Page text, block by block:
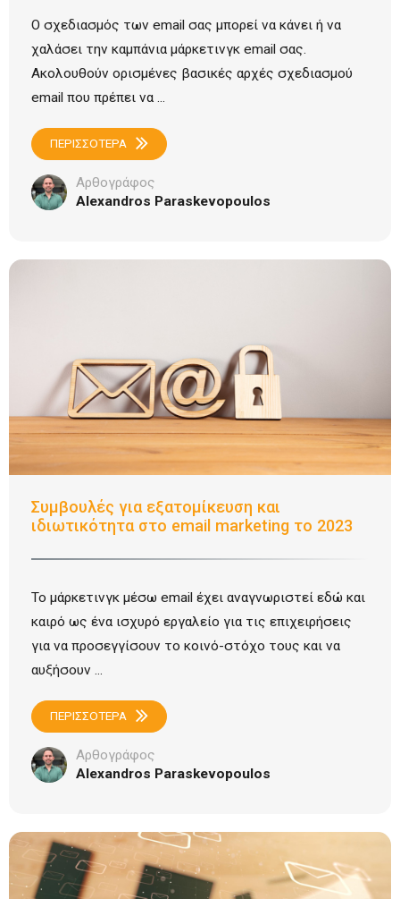
Ο σχεδιασμός των email σας μπορεί να κάνει ή να
χαλάσει την καμπάνια μάρκετινγκ email σας.
Ακολουθούν ορισμένες βασικές αρχές σχεδιασμού
email που πρέπει να ...
ΠΕΡΙΣΣΟΤΕΡΑ
Αρθογράφος
Alexandros Paraskevopoulos
Συμβουλές για εξατομίκευση και
ιδιωτικότητα στο email marketing το 2023
Το μάρκετινγκ μέσω email έχει αναγνωριστεί εδώ και
καιρό ως ένα ισχυρό εργαλείο για τις επιχειρήσεις
για να προσεγγίσουν το κοινό-στόχο τους και να
αυξήσουν ...
ΠΕΡΙΣΣΟΤΕΡΑ
Αρθογράφος
Alexandros Paraskevopoulos